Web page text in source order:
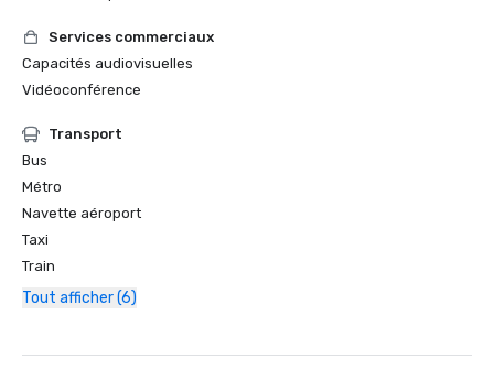
Services commerciaux
Capacités audiovisuelles
Vidéoconférence
Transport
Bus
Métro
Navette aéroport
Taxi
Train
Tout afficher (6)